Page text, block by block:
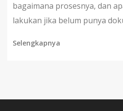
bagaimana prosesnya, dan
lakukan jika belum punya
Selengkapnya